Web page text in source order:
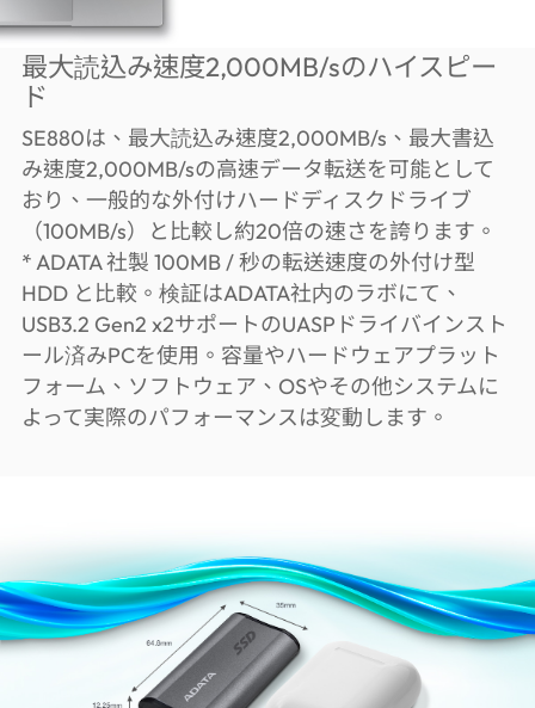
最大読込み速度2,000MB/sのハイスピー
ド
SE880は、最大読込み速度2,000MB/s、最大書込
み速度2,000MB/sの高速データ転送を可能として
おり、一般的な外付けハードディスクドライブ
（100MB/s）と比較し約20倍の速さを誇ります。
* ADATA 社製 100MB / 秒の転送速度の外付け型
HDD と比較。検証はADATA社内のラボにて、
USB3.2 Gen2 x2サポートのUASPドライバインスト
ール済みPCを使用。容量やハードウェアプラット
フォーム、ソフトウェア、OSやその他システムに
よって実際のパフォーマンスは変動します。